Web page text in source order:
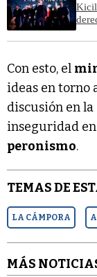
Con esto, el
ideas en torno
discusión en
inseguridad
peronismo.
TEMAS DE
LA CÁMPORA
MÁS